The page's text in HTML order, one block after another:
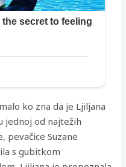
ko zna da je Ljiljana
jednoj od najtežih
pevačice Suzane
s gubitkom